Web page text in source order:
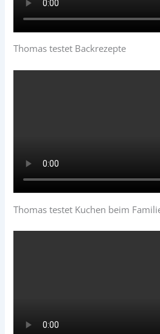
Thomas testet Backrezepte
Thomas testet Kuchen beim